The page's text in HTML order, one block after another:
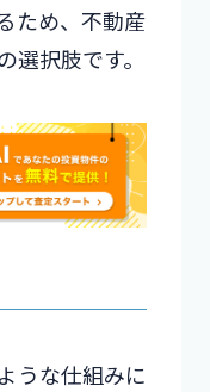
ため、不動産
択肢です。
うな仕組みに